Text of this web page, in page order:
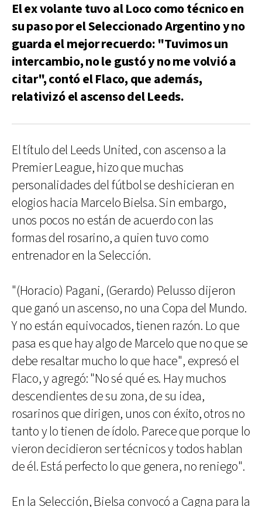
El ex volante tuvo al Loco como técnico en
su paso por el Seleccionado Argentino y no
guarda el mejor recuerdo: "Tuvimos un
intercambio, no le gustó y no me volvió a
citar", contó el Flaco, que además,
relativizó el ascenso del Leeds.
El título del Leeds United, con ascenso a la
Premier League, hizo que muchas
personalidades del fútbol se deshicieran en
elogios hacia Marcelo Bielsa. Sin embargo,
unos pocos no están de acuerdo con las
formas del rosarino, a quien tuvo como
entrenador en la Selección.
"(Horacio) Pagani, (Gerardo) Pelusso dijeron
que ganó un ascenso, no una Copa del Mundo.
Y no están equivocados, tienen razón. Lo que
pasa es que hay algo de Marcelo que no que se
debe resaltar mucho lo que hace", expresó el
Flaco, y agregó: "No sé qué es. Hay muchos
descendientes de su zona, de su idea,
rosarinos que dirigen, unos con éxito, otros no
tanto y lo tienen de ídolo. Parece que porque lo
vieron decidieron ser técnicos y todos hablan
de él. Está perfecto lo que genera, no reniego".
En la Selección, Bielsa convocó a Cagna para la